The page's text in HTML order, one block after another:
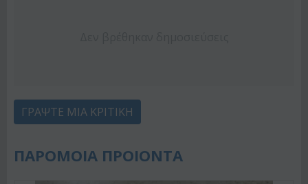
ΓΡΆΨΤΕ ΜΙΑ ΚΡΙΤΙΚΉ
ΠΑΡΟΜΟΙΑ ΠΡΟΙΟΝΤΑ